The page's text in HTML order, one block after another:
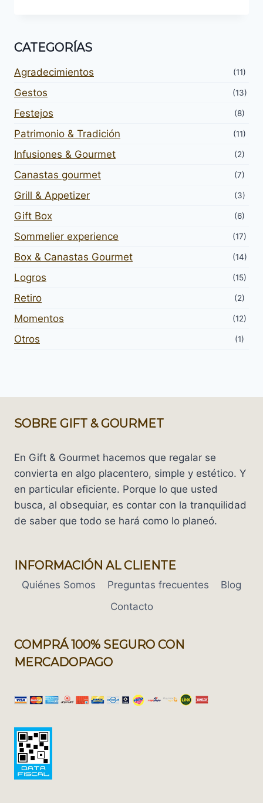
CATEGORÍAS
Agradecimientos (11)
Gestos (13)
Festejos (8)
Patrimonio & Tradición (11)
Infusiones & Gourmet (2)
Canastas gourmet (7)
Grill & Appetizer (3)
Gift Box (6)
Sommelier experience (17)
Box & Canastas Gourmet (14)
Logros (15)
Retiro (2)
Momentos (12)
Otros (1)
SOBRE GIFT & GOURMET
En Gift & Gourmet hacemos que regalar se
convierta en algo placentero, simple y estético. Y
en particular eficiente. Porque lo que usted
busca, al obsequiar, es contar con la tranquilidad
de saber que todo se hará como lo planeó.
INFORMACIÓN AL CLIENTE
Quiénes Somos Preguntas frecuentes
Blog
Contacto
COMPRÁ 100% SEGURO CON
MERCADOPAGO